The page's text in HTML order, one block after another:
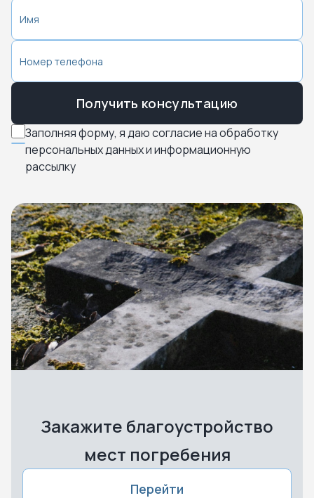
Заполняя форму, я даю согласие на обработку
персональных данных и информационную
рассылку
Получить консультацию
Закажите благоустройство
мест погребения
Перейти